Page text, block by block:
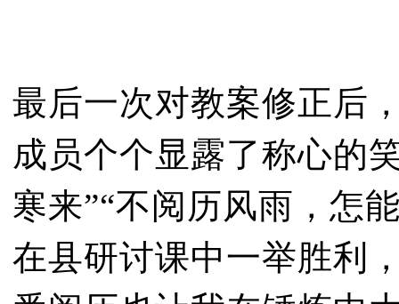
最后一次对教案修正后
成员个个显露了称心的
寒来”“不阅历风雨，怎
在县研讨课中一举胜利